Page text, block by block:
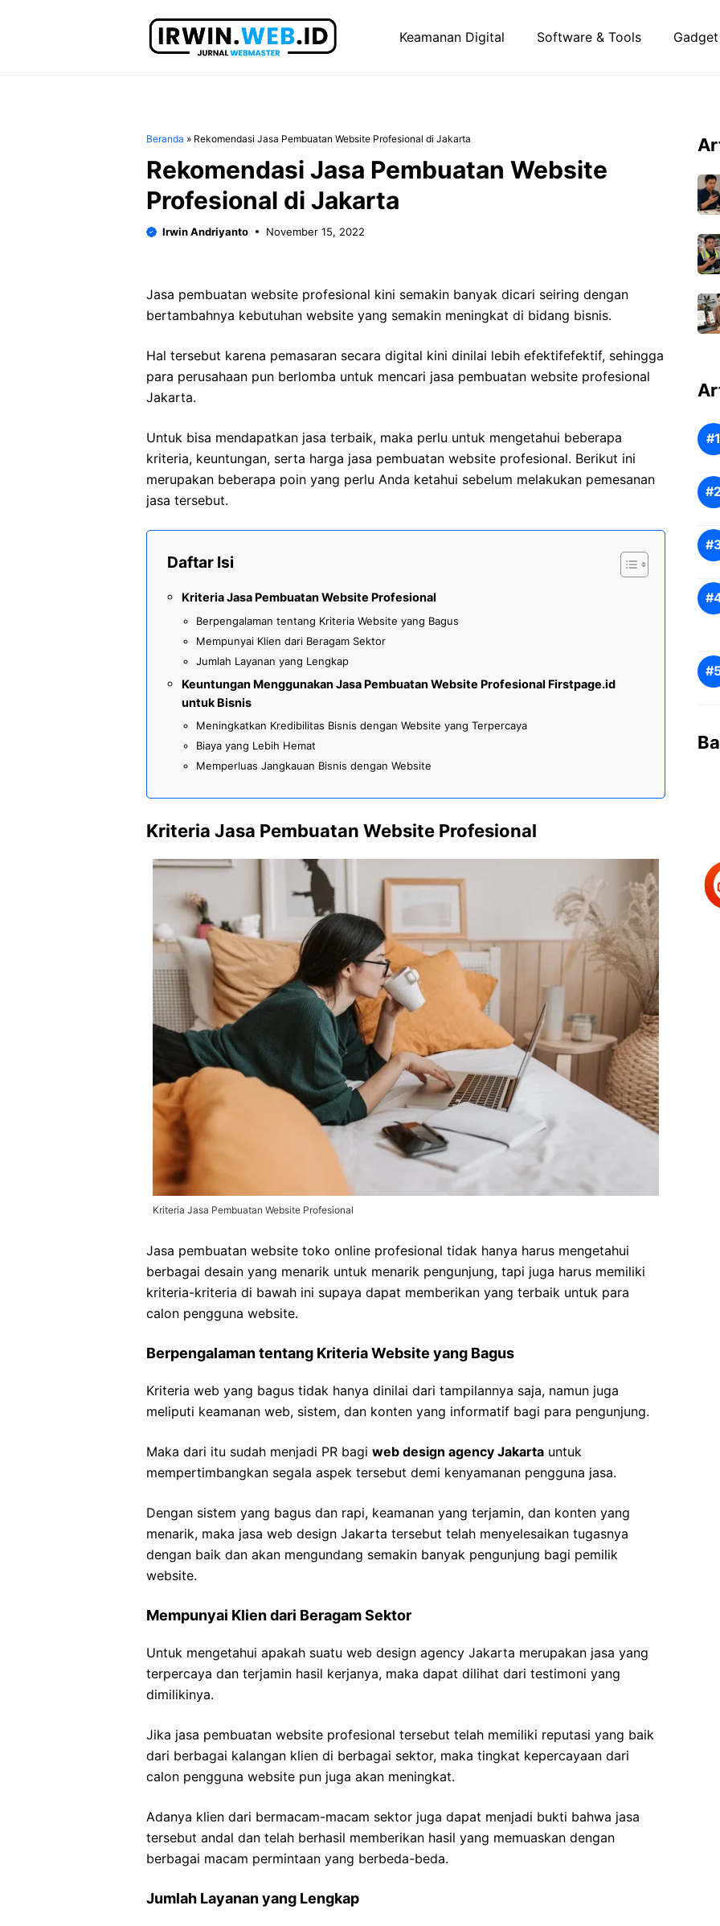
Keamanan Digital Software & Tools Gadget
Beranda » Rekomendasi Jasa Pembuatan Website Profesional di Jakarta
Rekomendasi Jasa Pembuatan Website
Profesional di Jakarta
Irwin Andriyanto November 15, 2022
Jasa pembuatan website profesional kini semakin banyak dicari seiring dengan
bertambahnya kebutuhan website yang semakin meningkat di bidang bisnis.
Hal tersebut karena pemasaran secara digital kini dinilai lebih efektifefektif, sehingga
para perusahaan pun berlomba untuk mencari jasa pembuatan website profesional
Jakarta.
Untuk bisa mendapatkan jasa terbaik, maka perlu untuk mengetahui beberapa
kriteria, keuntungan, serta harga jasa pembuatan website profesional. Berikut ini
merupakan beberapa poin yang perlu Anda ketahui sebelum melakukan pemesanan
jasa tersebut.
Daftar Isi
Kriteria Jasa Pembuatan Website Profesional
Berpengalaman tentang Kriteria Website yang Bagus
Mempunyai Klien dari Beragam Sektor
Jumlah Layanan yang Lengkap
Keuntungan Menggunakan Jasa Pembuatan Website Profesional Firstpage.id
untuk Bisnis
Meningkatkan Kredibilitas Bisnis dengan Website yang Terpercaya
Biaya yang Lebih Hemat
Memperluas Jangkauan Bisnis dengan Website
Kriteria Jasa Pembuatan Website Profesional
Kriteria Jasa Pembuatan Website Profesional
Jasa pembuatan website toko online profesional tidak hanya harus mengetahui
berbagai desain yang menarik untuk menarik pengunjung, tapi juga harus memiliki
kriteria-kriteria di bawah ini supaya dapat memberikan yang terbaik untuk para
calon pengguna website.
Berpengalaman tentang Kriteria Website yang Bagus
Kriteria web yang bagus tidak hanya dinilai dari tampilannya saja, namun juga
meliputi keamanan web, sistem, dan konten yang informatif bagi para pengunjung.
Maka dari itu sudah menjadi PR bagi web design agency Jakarta untuk
mempertimbangkan segala aspek tersebut demi kenyamanan pengguna jasa.
Dengan sistem yang bagus dan rapi, keamanan yang terjamin, dan konten yang
menarik, maka jasa web design Jakarta tersebut telah menyelesaikan tugasnya
dengan baik dan akan mengundang semakin banyak pengunjung bagi pemilik
website.
Mempunyai Klien dari Beragam Sektor
Untuk mengetahui apakah suatu web design agency Jakarta merupakan jasa yang
terpercaya dan terjamin hasil kerjanya, maka dapat dilihat dari testimoni yang
dimilikinya.
Jika jasa pembuatan website profesional tersebut telah memiliki reputasi yang baik
dari berbagai kalangan klien di berbagai sektor, maka tingkat kepercayaan dari
calon pengguna website pun juga akan meningkat.
Adanya klien dari bermacam-macam sektor juga dapat menjadi bukti bahwa jasa
tersebut andal dan telah berhasil memberikan hasil yang memuaskan dengan
berbagai macam permintaan yang berbeda-beda.
Jumlah Layanan yang Lengkap